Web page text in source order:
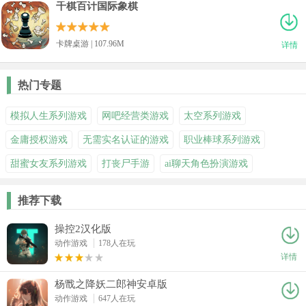
详情
千棋百计国际象棋
卡牌桌游 | 107.96M
热门专题
模拟人生系列游戏 网吧经营类游戏 太空系列游戏
金庸授权游戏 无需实名认证的游戏 职业棒球系列游戏
甜蜜女友系列游戏 打丧尸手游 ai聊天角色扮演游戏
推荐下载
操控2汉化版
动作游戏
178人在玩
详情
杨戬之降妖二郎神安卓版
动作游戏
647人在玩